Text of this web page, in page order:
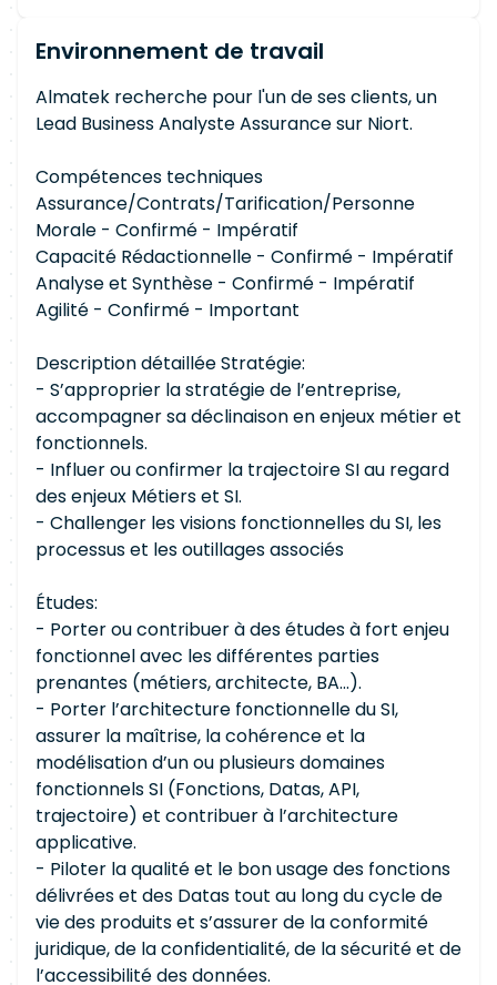
Environnement de travail
Almatek recherche pour l'un de ses clients, un
Lead Business Analyste Assurance sur Niort.
Compétences techniques
Assurance/Contrats/Tarification/Personne
Morale - Confirmé - Impératif
Capacité Rédactionnelle - Confirmé - Impératif
Analyse et Synthèse - Confirmé - Impératif
Agilité - Confirmé - Important
Description détaillée Stratégie:
- S’approprier la stratégie de l’entreprise,
accompagner sa déclinaison en enjeux métier et
fonctionnels.
- Influer ou confirmer la trajectoire SI au regard
des enjeux Métiers et SI.
- Challenger les visions fonctionnelles du SI, les
processus et les outillages associés
Études:
- Porter ou contribuer à des études à fort enjeu
fonctionnel avec les différentes parties
prenantes (métiers, architecte, BA...).
- Porter l’architecture fonctionnelle du SI,
assurer la maîtrise, la cohérence et la
modélisation d’un ou plusieurs domaines
fonctionnels SI (Fonctions, Datas, API,
trajectoire) et contribuer à l’architecture
applicative.
- Piloter la qualité et le bon usage des fonctions
délivrées et des Datas tout au long du cycle de
vie des produits et s’assurer de la conformité
juridique, de la confidentialité, de la sécurité et de
l’accessibilité des données.